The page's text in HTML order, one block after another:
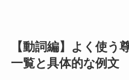
【動詞編】よく使う
一覧と具体的な例文